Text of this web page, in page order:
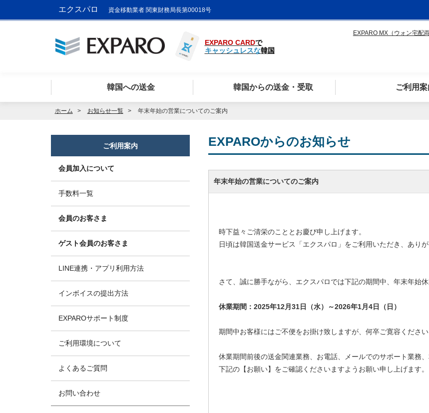
エクスパロ 資金移動業者 関東財務局長第00018号
EXPARO CARDで
キャッシュレスな韓国
EXPARO MX（ウォン宅配
韓国への送金 韓国からの送金・受取 ご利用案
ホーム お知らせ一覧 年末年始の営業についてのご案内
EXPAROからのお知らせ
年末年始の営業についてのご案内
時下益々ご清栄のこととお慶び申し上げます。
日頃は韓国送金サービス「エクスパロ」をご利用いただき、ありが
さて、誠に勝手ながら、エクスパロでは下記の期間中、年末年始休
休業期間：2025年12月31日（水）～2026年1月4日（日）
期間中お客様にはご不便をお掛け致しますが、何卒ご寛容くださ
休業期間前後の送金関連業務、お電話、メールでのサポート業務
下記の【お願い】をご確認くださいますようお願い申し上げます。
ご利用案内
会員加入について
手数料一覧
会員のお客さま
ゲスト会員のお客さま
LINE連携・アプリ利用方法
インボイスの提出方法
EXPAROサポート制度
ご利用環境について
よくあるご質問
お問い合わせ